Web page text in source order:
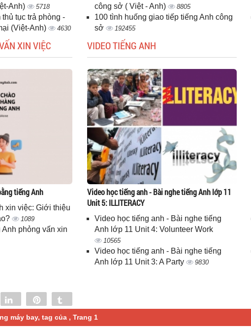
Anh)
5718
tục trả phòng -
(Việt-Anh)
4630
công sở ( Việt - Anh)
8805
100 tình huống giao tiếp tiếng Anh công
sở
192455
XIN VIỆC
tiếng Anh
xin việc: Giới thiệu
1089
phỏng vấn xin
VIDEO TIẾNG ANH
Video học tiếng anh - Bài nghe tiếng Anh lớp 11
Unit 5: ILLITERACY
Video học tiếng anh - Bài nghe tiếng
Anh lớp 11 Unit 4: Volunteer Work
10565
Video học tiếng anh - Bài nghe tiếng
Anh lớp 11 Unit 3: A Party
9830
Share
0
máy bay, tag của , Trang 1